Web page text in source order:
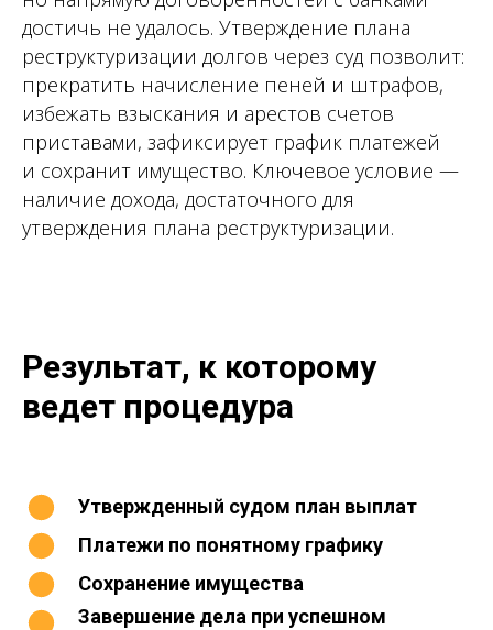
достичь не удалось. Утверждение плана
реструктуризации долгов через суд позволит:
прекратить начисление пеней и штрафов,
избежать взыскания и арестов счетов
приставами, зафиксирует график платежей
и сохранит имущество. Ключевое условие —
наличие дохода, достаточного для
утверждения плана реструктуризации.
Результат, к которому
ведет процедура
Утвержденный судом план выплат
Платежи по понятному графику
Сохранение имущества
Завершение дела при успешном